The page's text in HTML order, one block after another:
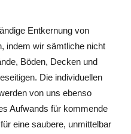
Entkernung von
indem wir sämtliche nicht
Böden, Decken und
Die individuellen
von uns ebenso
Aufwands für kommende
eine saubere, unmittelbar